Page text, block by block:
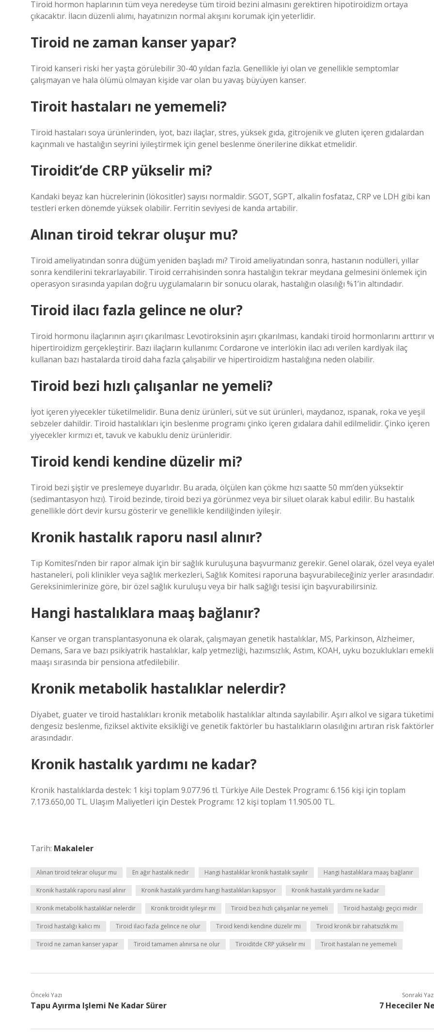
Tiroid hormon haplarının tüm veya neredeyse tüm tiroid bezini almasını gerektiren hipotiroidizm ortaya
çıkacaktır. İlacın düzenli alımı, hayatınızın normal akışını korumak için yeterlidir.
Tiroid ne zaman kanser yapar?
Tiroid kanseri riski her yaşta görülebilir 30-40 yıldan fazla. Genellikle iyi olan ve genellikle semptomlar
çalışmayan ve hala ölümü olmayan kişide var olan bu yavaş büyüyen kanser.
Tiroit hastaları ne yememeli?
Tiroid hastaları soya ürünlerinden, iyot, bazı ilaçlar, stres, yüksek gıda, gitrojenik ve gluten içeren gıdalardan
kaçınmalı ve hastalığın seyrini iyileştirmek için genel beslenme önerilerine dikkat etmelidir.
Tiroidit’de CRP yükselir mi?
Kandaki beyaz kan hücrelerinin (lökositler) sayısı normaldir. SGOT, SGPT, alkalin fosfataz, CRP ve LDH gibi kan
testleri erken dönemde yüksek olabilir. Ferritin seviyesi de kanda artabilir.
Alınan tiroid tekrar oluşur mu?
Tiroid ameliyatından sonra düğüm yeniden başladı mı? Tiroid ameliyatından sonra, hastanın nodülleri, yıllar
sonra kendilerini tekrarlayabilir. Tiroid cerrahisinden sonra hastalığın tekrar meydana gelmesini önlemek için
operasyon sırasında yapılan doğru uygulamaların bir sonucu olarak, hastalığın olasılığı %1’in altındadır.
Tiroid ilacı fazla gelince ne olur?
Tiroid hormonu ilaçlarının aşırı çıkarılması: Levotiroksinin aşırı çıkarılması, kandaki tiroid hormonlarını arttırır
hipertiroidizm gerçekleştirir. Bazı ilaçların kullanımı: Cordarone ve interlökin ilacı adı verilen kardiyak ilaç
kullanan bazı hastalarda tiroid daha fazla çalışabilir ve hipertiroidizm hastalığına neden olabilir.
Tiroid bezi hızlı çalışanlar ne yemeli?
İyot içeren yiyecekler tüketilmelidir. Buna deniz ürünleri, süt ve süt ürünleri, maydanoz, ıspanak, roka ve yeşil
sebzeler dahildir. Tiroid hastalıkları için beslenme programı çinko içeren gıdalara dahil edilmelidir. Çinko içeren
yiyecekler kırmızı et, tavuk ve kabuklu deniz ürünleridir.
Tiroid kendi kendine düzelir mi?
Tiroid bezi şiştir ve preslemeye duyarlıdır. Bu arada, ölçülen kan çökme hızı saatte 50 mm’den yüksektir
(sedimantasyon hızı). Tiroid bezinde, tiroid bezi ya görünmez veya bir siluet olarak kabul edilir. Bu hastalık
genellikle dört devir kursu gösterir ve genellikle kendiliğinden iyileşir.
Kronik hastalık raporu nasıl alınır?
Tıp Komitesi’nden bir rapor almak için bir sağlık kuruluşuna başvurmanız gerekir. Genel olarak, özel veya
hastaneleri, poli klinikler veya sağlık merkezleri, Sağlık Komitesi raporuna başvurabileceğiniz yerler arasındadır.
Gereksinimlerinize göre, bir özel sağlık kuruluşu veya bir halk sağlığı tesisi için başvurabilirsiniz.
Hangi hastalıklara maaş bağlanır?
Kanser ve organ transplantasyonuna ek olarak, çalışmayan genetik hastalıklar, MS, Parkinson, Alzheimer,
Demans, Sara ve bazı psikiyatrik hastalıklar, kalp yetmezliği, hazımsızlık, Astım, KOAH, uyku bozuklukları emekli
maaşı sırasında bir pensiona atfedilebilir.
Kronik metabolik hastalıklar nelerdir?
Diyabet, guater ve tiroid hastalıkları kronik metabolik hastalıklar altında sayılabilir. Aşırı alkol ve sigara
dengesiz beslenme, fiziksel aktivite eksikliği ve genetik faktörler bu hastalıkların olasılığını artıran risk
arasındadır.
Kronik hastalık yardımı ne kadar?
Kronik hastalıklarda destek: 1 kişi toplam 9.077.96 tl. Türkiye Aile Destek Programı: 6.156 kişi için toplam
7.173.650,00 TL. Ulaşım Maliyetleri için Destek Programı: 12 kişi toplam 11.905.00 TL.
Tarih: Makaleler
Alınan tiroid tekrar oluşur mu En ağır hastalık nedir Hangi hastalıklar kronik hastalık sayılır Hangi hastalıklara maaş bağlanır
Kronik hastalık raporu nasıl alınır Kronik hastalık yardımı hangi hastalıkları kapsıyor Kronik hastalık yardımı ne kadar
Kronik metabolik hastalıklar nelerdir Kronik tiroidit iyileşir mi Tiroid bezi hızlı çalışanlar ne yemeli Tiroid hastalığı geçici midir
Tiroid hastalığı kalıcı mı Tiroid ilacı fazla gelince ne olur Tiroid kendi kendine düzelir mi Tiroid kronik bir rahatsızlık mı
Tiroid ne zaman kanser yapar Tiroid tamamen alınırsa ne olur Tiroiditde CRP yükselir mi Tiroit hastaları ne yememeli
Önceki Yazı
Tapu Ayırma Işlemi Ne Kadar Sürer
Sonraki
7 Hececiler